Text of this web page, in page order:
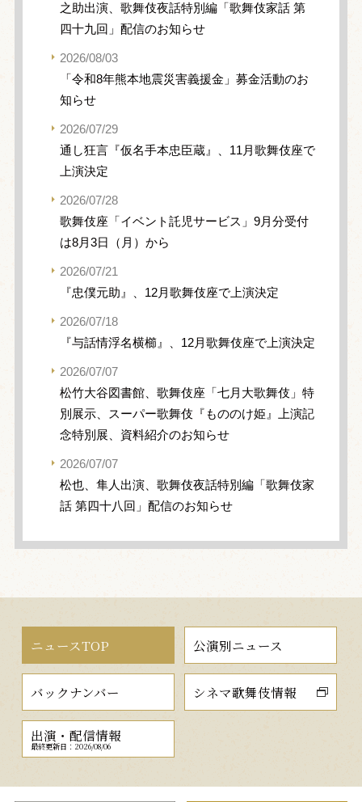
之助出演、歌舞伎夜話特別編「歌舞伎家話 第
四十九回」配信のお知らせ
2026/08/03
「令和8年熊本地震災害義援金」募金活動のお
知らせ
2026/07/29
通し狂言『仮名手本忠臣蔵』、11月歌舞伎座で
上演決定
2026/07/28
歌舞伎座「イベント託児サービス」9月分受付
は8月3日（月）から
2026/07/21
『忠僕元助』、12月歌舞伎座で上演決定
2026/07/18
『与話情浮名横櫛』、12月歌舞伎座で上演決定
2026/07/07
松竹大谷図書館、歌舞伎座「七月大歌舞伎」特
別展示、スーパー歌舞伎『もののけ姫』上演記
念特別展、資料紹介のお知らせ
2026/07/07
松也、隼人出演、歌舞伎夜話特別編「歌舞伎家
話 第四十八回」配信のお知らせ
ニュースTOP 公演別ニュース
バックナンバー シネマ歌舞伎情報
出演・配信情報
最終更新日：2026/08/06